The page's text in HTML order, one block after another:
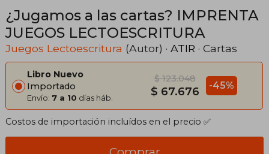
¿Jugamos a las cartas? IMPRENTA
JUEGOS LECTOESCRITURA
Juegos Lectoescritura (Autor) · ATIR · Cartas
Libro Nuevo
Importado
Envío: 7 a 10 días háb.
$ 123.048
$ 67.676 -45%
Costos de importación incluídos en el precio ✅